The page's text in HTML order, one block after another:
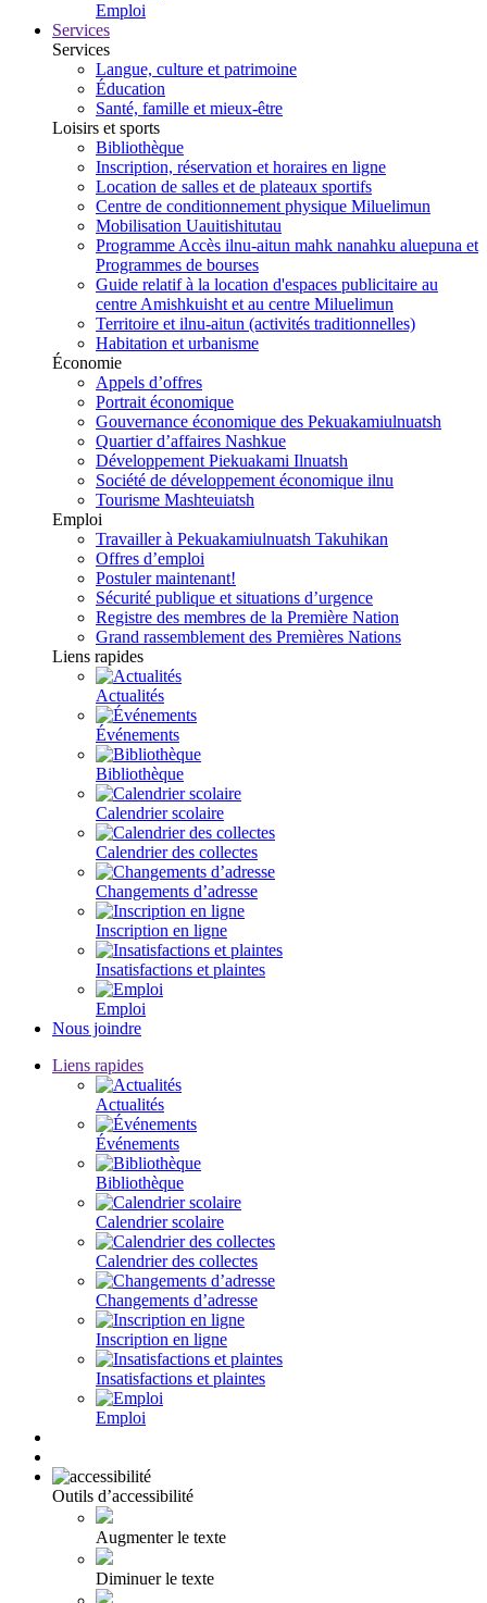
Emploi
Services
Services
Langue, culture et patrimoine
Éducation
Santé, famille et mieux-être
Loisirs et sports
Bibliothèque
Inscription, réservation et horaires en ligne
Location de salles et de plateaux sportifs
Centre de conditionnement physique Miluelimun
Mobilisation Uauitishitutau
Programme Accès ilnu-aitun mahk nanahku aluepuna et
Programmes de bourses
Guide relatif à la location d'espaces publicitaire au
centre Amishkuisht et au centre Miluelimun
Territoire et ilnu-aitun (activités traditionnelles)
Habitation et urbanisme
Économie
Appels d’offres
Portrait économique
Gouvernance économique des Pekuakamiulnuatsh
Quartier d’affaires Nashkue
Développement Piekuakami Ilnuatsh
Société de développement économique ilnu
Tourisme Mashteuiatsh
Emploi
Travailler à Pekuakamiulnuatsh Takuhikan
Offres d’emploi
Postuler maintenant!
Sécurité publique et situations d’urgence
Registre des membres de la Première Nation
Grand rassemblement des Premières Nations
Liens rapides
Actualités
Événements
Bibliothèque
Calendrier scolaire
Calendrier des collectes
Changements d’adresse
Inscription en ligne
Insatisfactions et plaintes
Emploi
Nous joindre
Liens rapides
Actualités
Événements
Bibliothèque
Calendrier scolaire
Calendrier des collectes
Changements d’adresse
Inscription en ligne
Insatisfactions et plaintes
Emploi
Outils d’accessibilité
Augmenter le texte
Diminuer le texte